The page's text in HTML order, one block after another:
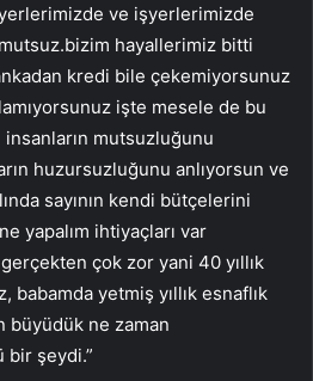
ve işyerlerimizde
hayallerimiz bitti
kredi bile çekemiyorsunuz
işte mesele de bu
insanların mutsuzluğunu
huzursuzluğunu anlıyorsun ve
sayının kendi bütçelerini
yapalım ihtiyaçları var
çok zor yani 40 yıllık
babamda yetmiş yıllık esnaflık
büyüdük ne zaman
bir şeydi.”